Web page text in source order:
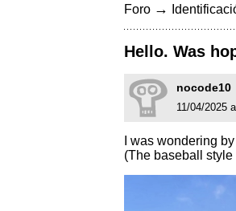
Foro →
Hello. Was
nocode10
11/04/2025
I was wondering
(The baseball